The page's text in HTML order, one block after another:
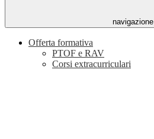
navigazione
Offerta formativa
PTOF e RAV
Corsi extracurriculari